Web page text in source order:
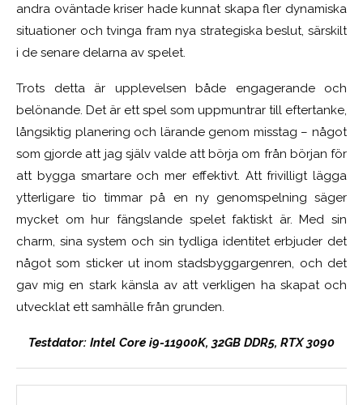
andra oväntade kriser hade kunnat skapa fler dynamiska
situationer och tvinga fram nya strategiska beslut, särskilt
i de senare delarna av spelet.
Trots detta är upplevelsen både engagerande och
belönande. Det är ett spel som uppmuntrar till eftertanke,
långsiktig planering och lärande genom misstag – något
som gjorde att jag själv valde att börja om från början för
att bygga smartare och mer effektivt. Att frivilligt lägga
ytterligare tio timmar på en ny genomspelning säger
mycket om hur fängslande spelet faktiskt är. Med sin
charm, sina system och sin tydliga identitet erbjuder det
något som sticker ut inom stadsbyggargenren, och det
gav mig en stark känsla av att verkligen ha skapat och
utvecklat ett samhälle från grunden.
Testdator: Intel Core i9-11900K, 32GB DDR5, RTX 3090